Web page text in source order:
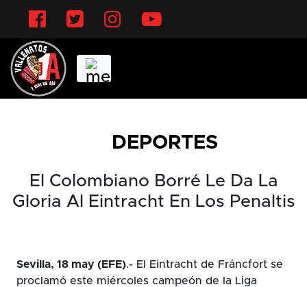
DEPORTES
El Colombiano Borré Le Da La
Gloria Al Eintracht En Los Penaltis
Sevilla, 18 may (EFE).- El Eintracht de Fráncfort se
proclamó este miércoles campeón de la Liga